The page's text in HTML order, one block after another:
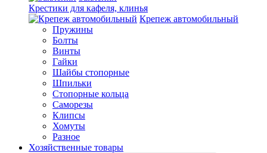
Крестики для кафеля, клинья
Крепеж автомобильный
Пружины
Болты
Винты
Гайки
Шайбы стопорные
Шпильки
Стопорные кольца
Саморезы
Клипсы
Хомуты
Разное
Хозяйственные товары